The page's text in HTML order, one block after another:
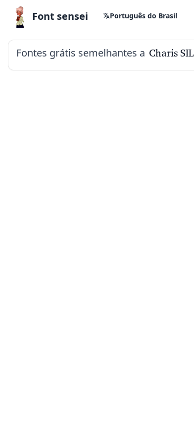
Font sensei Português do Brasil
Fontes grátis semelhantes a Charis SIL